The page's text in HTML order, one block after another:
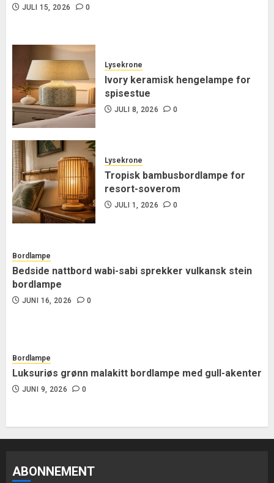
JULI 15, 2026 0
Lysekrone
Ivory keramisk hengelampe for
spisestue
JULI 8, 2026 0
Lysekrone
Tropisk bambusbordlampe for
resort-soverom
JULI 1, 2026 0
Bordlampe
Bedside nattbord wabi-sabi sprekker vulkansk stein
bordlampe
JUNI 16, 2026 0
Bordlampe
Luksuriøs grønn malakitt bordlampe med gull-akenter
JUNI 9, 2026 0
ABONNEMENT